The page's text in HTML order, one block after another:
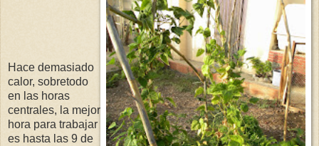
Hace demasiado
calor, sobretodo
en las horas
centrales, la mejor
hora para trabajar
es hasta las 9 de